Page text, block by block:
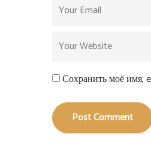
Сохранить моё имя,
Post Comment